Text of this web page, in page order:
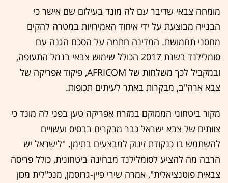
מומחה צבאי שדיבר עם לה מונד בעילום שם אישר כי
הבנייה מבוצעת על ידי איחוד האמירויות במטרה להקים
מחסני תחמושת. המדינה חתמה על הסכם הגנה עם
סומלילנד בשנת 2017 הכולל שימוש צבאי בנמל התעופה,
ובמקביל לכך משלחות של AFRICOM, פיקוד אפריקה של
צבא ארה"ב, מבקרות באתר לעיתים תכופות.
מקור ביטחוני הממוקם במזרח אפריקה טען בפני לה מונד כי
צוותים של צבא ישראל כבר מבקרים בבסיס ועשויים
להשתמש בו כנקודת זינוק למבצעים בתימן. "לישראל יש
הרבה מה להציע לסומלילנד מבחינה ביטחונית, כולל פריסה
צבאית פוטנציאלית", אמרה שירי פיין-גרוסמן, מנכ"לית מכון